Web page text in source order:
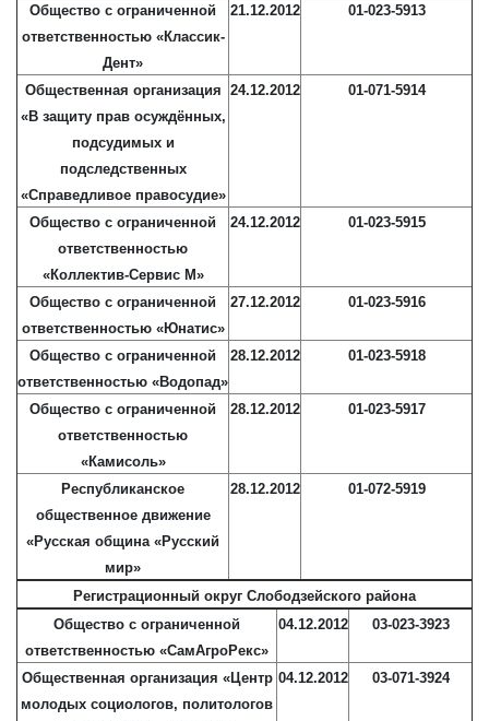
Общество с ограниченной
ответственностью «Классик-
Дент»
21.12.2012 01-023-5913
Общественная организация
«В защиту прав осуждённых,
подсудимых и
подследственных
«Справедливое правосудие»
24.12.2012 01-071-5914
Общество с ограниченной
ответственностью
«Коллектив-Сервис М»
24.12.2012 01-023-5915
Общество с ограниченной
ответственностью «Юнатис»
27.12.2012 01-023-5916
Общество с ограниченной
ответственностью «Водопад»
28.12.2012 01-023-5918
Общество с ограниченной
ответственностью
«Камисоль»
28.12.2012 01-023-5917
Республиканское
общественное движение
«Русская община «Русский
мир»
28.12.2012 01-072-5919
Регистрационный округ Слободзейского района
Общество с ограниченной
ответственностью «СамАгроРекс»
04.12.2012 03-023-3923
Общественная организация «Центр
молодых социологов, политологов
04.12.2012 03-071-3924